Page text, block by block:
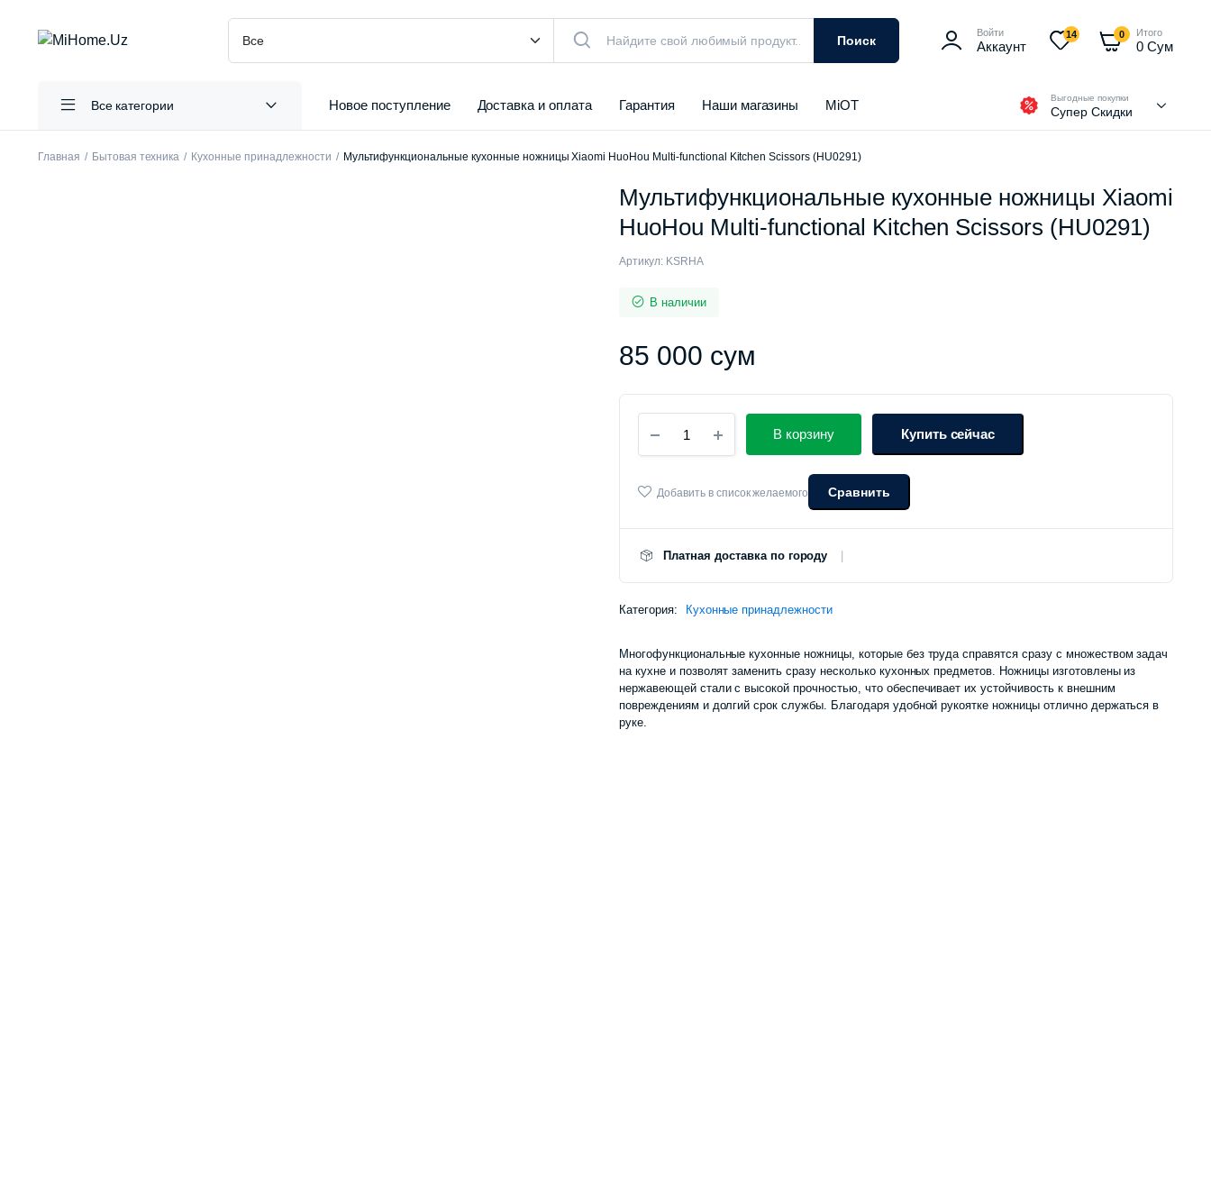
Поиск
Войти
Аккаунт
14 0 Итого
0Сум
Все категории Новое поступление Доставка и оплата Гарантия Наши магазины MiOT Выгодные покупки
Супер Скидки
Главная Бытовая техника Кухонные принадлежности Мультифункциональные кухонные ножницы Xiaomi HuoHou Multi-functional Kitchen Scissors (HU0291)
Мультифункциональные кухонные ножницы Xiaomi
HuoHou Multi-functional Kitchen Scissors (HU0291)
Артикул: KSRHA
В наличии
85 000 сум
кухонные
ножницы
HuoHou
Scissors
В корзину Купить сейчас
Добавить в список желаемого Сравнить
Платная доставка по городу
Категория: Кухонные принадлежности
Mногофункциональные кухонные ножницы, которые без труда справятся сразу с множеством задач
на кухне и позволят заменить сразу несколько кухонных предметов. Ножницы изготовлены из
нержавеющей стали с высокой прочностью, что обеспечивает их устойчивость к внешним
повреждениям и долгий срок службы. Благодаря удобной рукоятке ножницы отлично держаться в
руке.